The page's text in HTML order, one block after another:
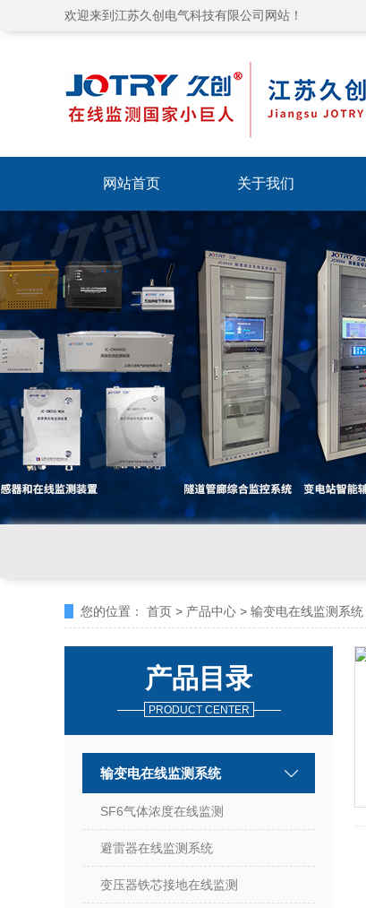
欢迎来到江苏久创电气科技有限公司网站！
网站首页 关于我们
您的位置： 首页 > 产品中心 > 输变电在线监测系统
产品目录
PRODUCT CENTER
输变电在线监测系统
SF6气体浓度在线监测
避雷器在线监测系统
变压器铁芯接地在线监测